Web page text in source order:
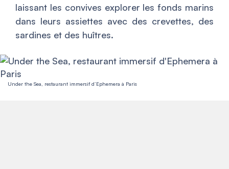
laissant les convives explorer les fonds marins
dans leurs assiettes avec des crevettes, des
sardines et des huîtres.
Under the Sea, restaurant immersif d’Ephemera à Paris